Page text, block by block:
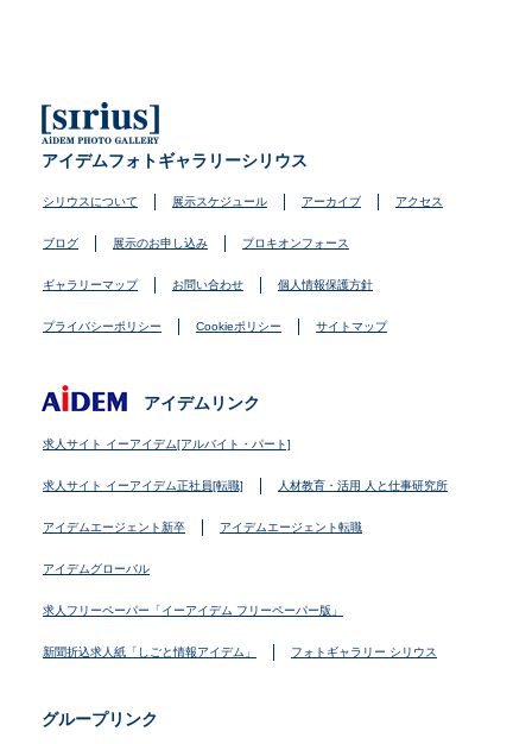
アイデムフォトギャラリーシリウス
シリウスについて 展示スケジュール アーカイブ アクセス
ブログ 展示のお申し込み プロキオンフォース
ギャラリーマップ お問い合わせ 個人情報保護方針
プライバシーポリシー Cookieポリシー サイトマップ
アイデムリンク
求人サイト イーアイデム[アルバイト・パート]
求人サイト イーアイデム正社員[転職] 人材教育・活用 人と仕事研究所
アイデムエージェント新卒 アイデムエージェント転職
アイデムグローバル
求人フリーペーパー「イーアイデム フリーペーパー版」
新聞折込求人紙「しごと情報アイデム」 フォトギャラリー シリウス
グループリンク